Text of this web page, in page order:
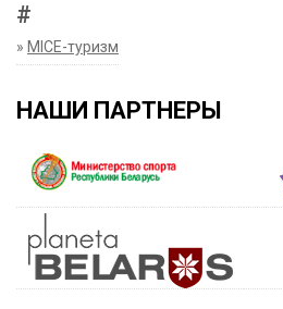
#
» MICE-туризм
НАШИ ПАРТНЕРЫ